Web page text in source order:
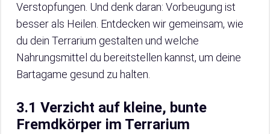
Verstopfungen. Und denk daran: Vorbeugung ist
besser als Heilen. Entdecken wir gemeinsam, wie
du dein Terrarium gestalten und welche
Nahrungsmittel du bereitstellen kannst, um deine
Bartagame gesund zu halten.
3.1 Verzicht auf kleine, bunte
Fremdkörper im Terrarium